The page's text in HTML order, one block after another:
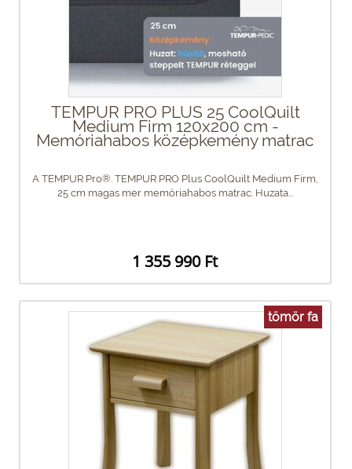
TEMPUR PRO PLUS 25 CoolQuilt
Medium Firm 120x200 cm -
Memóriahabos középkemény matrac
A TEMPUR Pro®. TEMPUR PRO Plus CoolQuilt Medium Firm,
25 cm magas mer memóriahabos matrac. Huzata...
1 355 990 Ft
tömör fa